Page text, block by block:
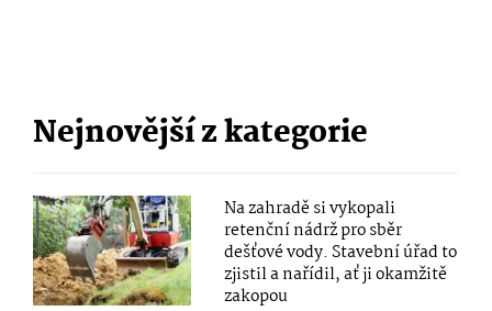
Nejnovější z kategorie
Na zahradě si vykopali
retenční nádrž pro sběr
dešťové vody. Stavební úřad to
zjistil a nařídil, ať ji okamžitě
zakopou